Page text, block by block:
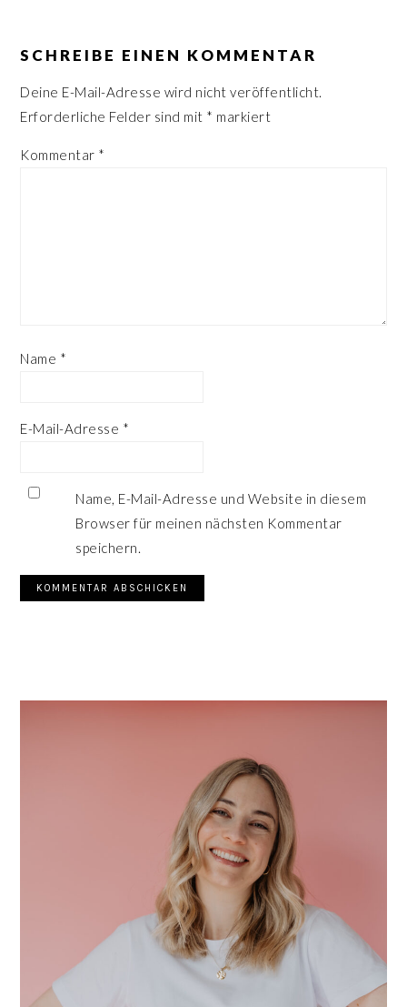
INTERAKTIONEN
SCHREIBE EINEN KOMMENTAR
Deine E-Mail-Adresse wird nicht veröffentlicht.
Erforderliche Felder sind mit * markiert
Kommentar *
Name *
E-Mail-Adresse *
Name, E-Mail-Adresse und Website in diesem
Browser für meinen nächsten Kommentar
speichern.